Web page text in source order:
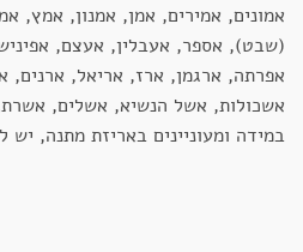
אמונים, אמירים, אמן, אמנון, אמץ,
(שבט), אספר, אעבלין, אעצם,
אפרתה, ארגמן, ארז, אריאל,
אשכולות, אשל הנשיא, אשלים,
במידה ומעוניינים באריזת מתנה,